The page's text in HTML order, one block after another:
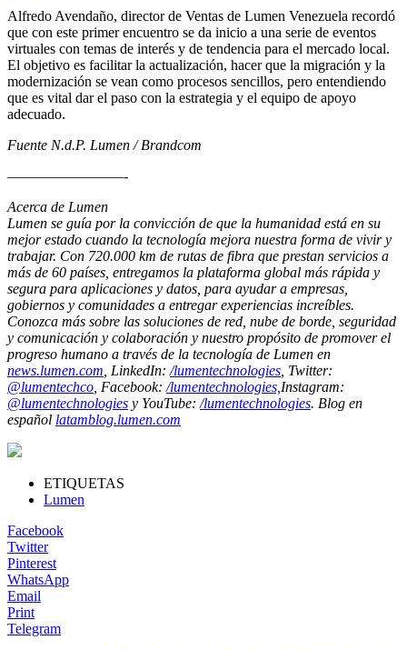
Alfredo Avendaño, director de Ventas de Lumen Venezuela recordó
que con este primer encuentro se da inicio a una serie de eventos
virtuales con temas de interés y de tendencia para el mercado local.
El objetivo es facilitar la actualización, hacer que la migración y la
modernización se vean como procesos sencillos, pero entendiendo
que es vital dar el paso con la estrategia y el equipo de apoyo
adecuado.
Fuente N.d.P. Lumen / Brandcom
————————-
Acerca de Lumen
Lumen se guía por la convicción de que la humanidad está en su
mejor estado cuando la tecnología mejora nuestra forma de vivir y
trabajar. Con 720.000 km de rutas de fibra que prestan servicios a
más de 60 países, entregamos la plataforma global más rápida y
segura para aplicaciones y datos, para ayudar a empresas,
gobiernos y comunidades a entregar experiencias increíbles.
Conozca más sobre las soluciones de red, nube de borde, seguridad
y comunicación y colaboración y nuestro propósito de promover el
progreso humano a través de la tecnología de Lumen en
news.lumen.com , LinkedIn: /lumentechnologies , Twitter:
@lumentechco , Facebook: /lumentechnologies, Instagram:
@lumentechnologies y YouTube: /lumentechnologies. Blog en
español latamblog.lumen.com
ETIQUETAS
Lumen
Facebook
Twitter
Pinterest
WhatsApp
Email
Print
Telegram